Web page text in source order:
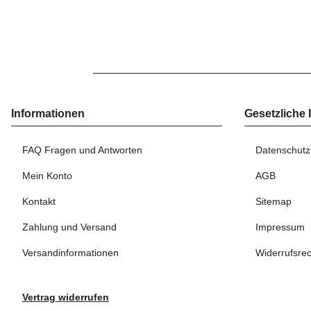
Informationen
FAQ Fragen und Antworten
Mein Konto
Kontakt
Zahlung und Versand
Versandinformationen
Gesetzliche
Datenschutz
AGB
Sitemap
Impressum
Vertrag widerrufen